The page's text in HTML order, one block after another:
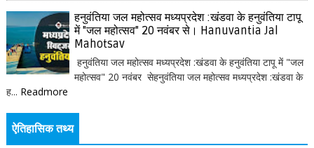
हनुवंतिया जल महोत्सव मध्यप्रदेश :खंडवा के हनुवंतिया टापू
में "जल महोत्सव" 20 नवंबर से। Hanuvantia Jal
Mahotsav
हनुवंतिया जल महोत्सव मध्यप्रदेश :खंडवा के हनुवंतिया टापू में "जल
महोत्सव" 20 नवंबर सेहनुवंतिया जल महोत्सव मध्यप्रदेश :खंडवा के
ह... Readmore
ऐतिहासिक तथ्य